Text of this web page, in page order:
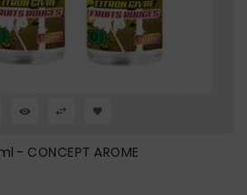
- CONCEPT AROME